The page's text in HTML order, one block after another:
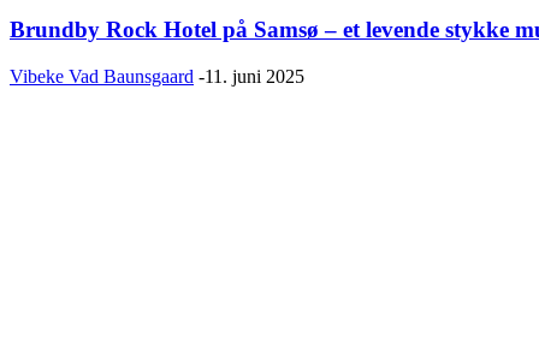
Brundby Rock Hotel på Samsø – et levende stykke
Vibeke Vad Baunsgaard -11. juni 2025